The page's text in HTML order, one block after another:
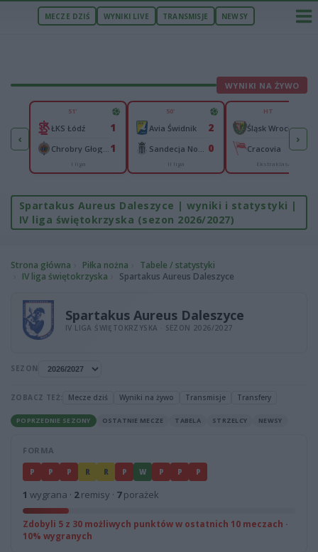
MECZE DZIŚ WYNIKI LIVE TRANSMISJE NEWSY
WYNIKI NA ŻYWO
‹
Legia II Warszawa5
0
51'
ŁKS Łódź 1
1
I liga
50'
Avia Świdnik 2
0
II liga
HT
Śląsk Wrocław 0
Cracovia 0
Ekstraklasa
›
Spartakus Aureus Daleszyce | wyniki i statystyki |
IV liga świętokrzyska (sezon 2026/2027)
Strona główna Piłka nożna
Tabele / statystyki
IV liga świętokrzyska
Spartakus Aureus Daleszyce
Spartakus Aureus Daleszyce
IV LIGA ŚWIĘTOKRZYSKA · SEZON 2026/2027
SEZON
ZOBACZ TEŻ: Mecze dziś Wyniki na żywo Transmisje Transfery
POPRZEDNIE SEZONY OSTATNIE MECZE TABELA STRZELCY NEWSY
FORMA
P P P R R P W P P P
1 wygrana · 2remisy · 7porażek
Zdobyli 5 z 30 możliwych punktów w ostatnich 10 meczach ·
10% wygranych